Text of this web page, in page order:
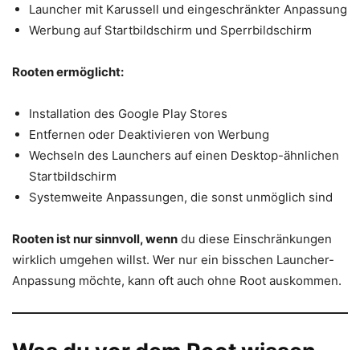
Launcher mit Karussell und eingeschränkter Anpassung
Werbung auf Startbildschirm und Sperrbildschirm
Rooten ermöglicht:
Installation des Google Play Stores
Entfernen oder Deaktivieren von Werbung
Wechseln des Launchers auf einen Desktop-ähnlichen
Startbildschirm
Systemweite Anpassungen, die sonst unmöglich sind
Rooten ist nur sinnvoll, wenn du diese Einschränkungen
wirklich umgehen willst. Wer nur ein bisschen Launcher-
Anpassung möchte, kann oft auch ohne Root auskommen.